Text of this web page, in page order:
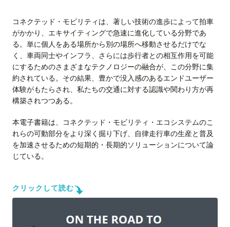
コネクテッド・モビリティは、著しい技術の進歩によって拍車
がかかり、エキサイティングで急速に進化している分野であ
る。単に個人をある場所から別の場所へ移動させるだけでな
く、車両同士やインフラ、さらには歩行者との相互作用を可能
にするためのさまざまなテクノロジーの融合が、この分野に集
約されている。その結果、豊かで没入感のあるエンドユーザー
体験がもたらされ、私たちの交通に対する認識や関わり方が再
構築されつつある。
本電子書籍は、コネクテッド・モビリティ・エコシステムのこ
れらの可動部分をより深く掘り下げ、自律走行車の生産と普及
を加速させるための短期的・長期的ソリューションについて論
じている。
クリックして読む